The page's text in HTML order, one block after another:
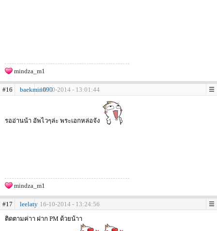
mindza_m1
#16 baekmin09016-10-2014 - 13:01:44
รออ่านน้า อัพไวๆล่ะ พระเอกหล่อจัง
mindza_m1
#17 leelaty 16-10-2014 - 13:24:56
ติดตามค่าา ฝาก PM ด้วยน้าา